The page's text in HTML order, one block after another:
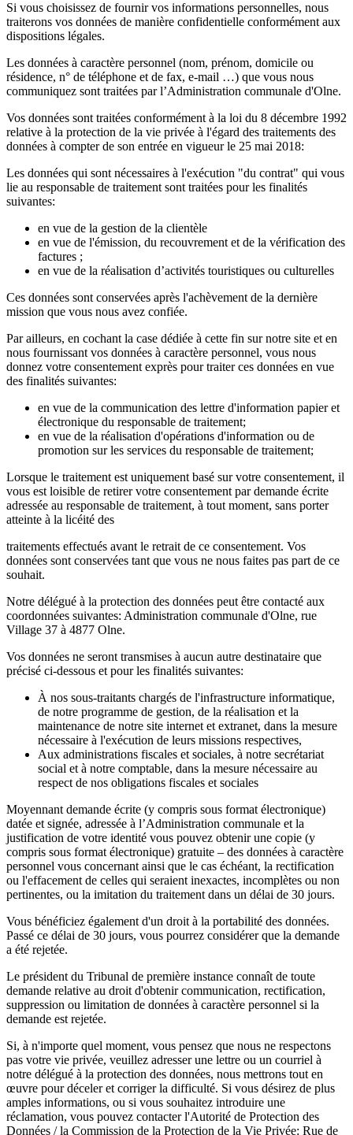
Si vous choisissez de fournir vos informations personnelles, nous
traiterons vos données de manière confidentielle conformément aux
dispositions légales.
Les données à caractère personnel (nom, prénom, domicile ou
résidence, n° de téléphone et de fax, e-mail …) que vous nous
communiquez sont traitées par l’Administration communale d'Olne.
Vos données sont traitées conformément à la loi du 8 décembre 1992
relative à la protection de la vie privée à l'égard des traitements des
données à compter de son entrée en vigueur le 25 mai 2018:
Les données qui sont nécessaires à l'exécution "du contrat" qui vous
lie au responsable de traitement sont traitées pour les finalités
suivantes:
en vue de la gestion de la clientèle
en vue de l'émission, du recouvrement et de la vérification des
factures ;
en vue de la réalisation d’activités touristiques ou culturelles
Ces données sont conservées après l'achèvement de la dernière
mission que vous nous avez confiée.
Par ailleurs, en cochant la case dédiée à cette fin sur notre site et en
nous fournissant vos données à caractère personnel, vous nous
donnez votre consentement exprès pour traiter ces données en vue
des finalités suivantes:
en vue de la communication des lettre d'information papier et
électronique du responsable de traitement;
en vue de la réalisation d'opérations d'information ou de
promotion sur les services du responsable de traitement;
Lorsque le traitement est uniquement basé sur votre consentement, il
vous est loisible de retirer votre consentement par demande écrite
adressée au responsable de traitement, à tout moment, sans porter
atteinte à la licéité des
traitements effectués avant le retrait de ce consentement. Vos
données sont conservées tant que vous ne nous faites pas part de ce
souhait.
Notre délégué à la protection des données peut être contacté aux
coordonnées suivantes: Administration communale d'Olne, rue
Village 37 à 4877 Olne.
Vos données ne seront transmises à aucun autre destinataire que
précisé ci-dessous et pour les finalités suivantes:
À nos sous-traitants chargés de l'infrastructure informatique,
de notre programme de gestion, de la réalisation et la
maintenance de notre site internet et extranet, dans la mesure
nécessaire à l'exécution de leurs missions respectives,
Aux administrations fiscales et sociales, à notre secrétariat
social et à notre comptable, dans la mesure nécessaire au
respect de nos obligations fiscales et sociales
Moyennant demande écrite (y compris sous format électronique)
datée et signée, adressée à l’Administration communale et la
justification de votre identité vous pouvez obtenir une copie (y
compris sous format électronique) gratuite – des données à caractère
personnel vous concernant ainsi que le cas échéant, la rectification
ou l'effacement de celles qui seraient inexactes, incomplètes ou non
pertinentes, ou la imitation du traitement dans un délai de 30 jours.
Vous bénéficiez également d'un droit à la portabilité des données.
Passé ce délai de 30 jours, vous pourrez considérer que la demande
a été rejetée.
Le président du Tribunal de première instance connaît de toute
demande relative au droit d'obtenir communication, rectification,
suppression ou limitation de données à caractère personnel si la
demande est rejetée.
Si, à n'importe quel moment, vous pensez que nous ne respectons
pas votre vie privée, veuillez adresser une lettre ou un courriel à
notre délégué à la protection des données, nous mettrons tout en
œuvre pour déceler et corriger la difficulté. Si vous désirez de plus
amples informations, ou si vous souhaitez introduire une
réclamation, vous pouvez contacter l'Autorité de Protection des
Données / la Commission de la Protection de la Vie Privée: Rue de